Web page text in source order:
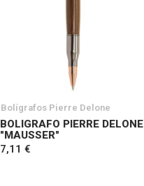
Bolígrafos Pierre Delone
BOLIGRAFO PIERRE DELONE
"MAUSSER"
7,11 €